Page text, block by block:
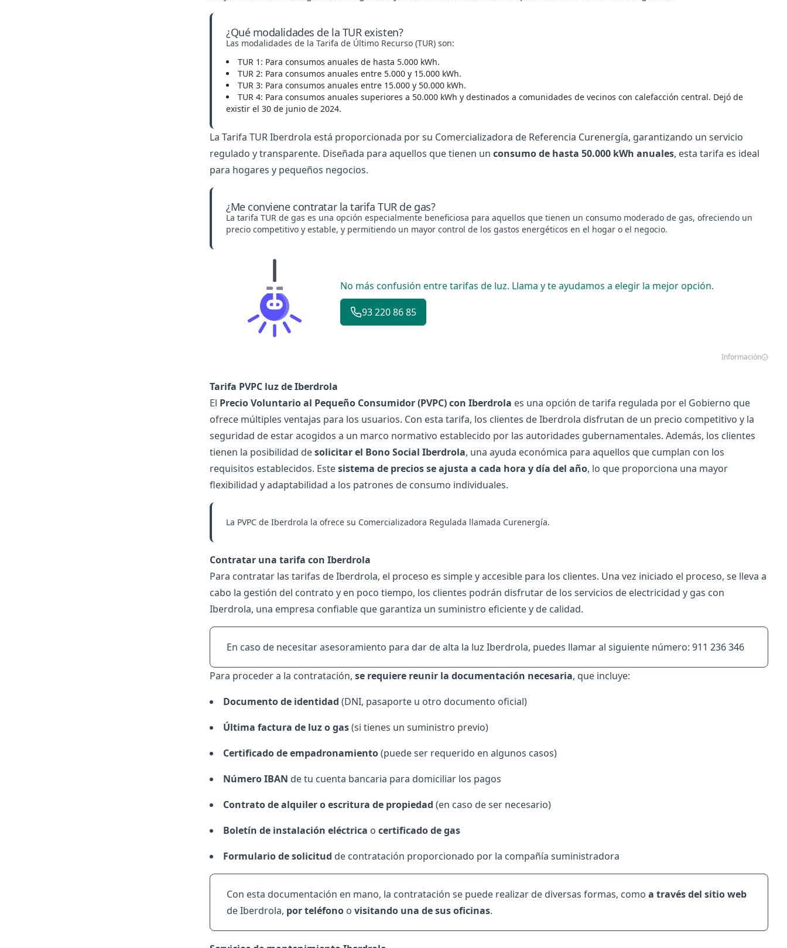
¿Qué modalidades de la TUR existen?
Las modalidades de la Tarifa de Último Recurso (TUR) son:
TUR 1: Para consumos anuales de hasta 5.000 kWh.
TUR 2: Para consumos anuales entre 5.000 y 15.000 kWh.
TUR 3: Para consumos anuales entre 15.000 y 50.000 kWh.
TUR 4: Para consumos anuales superiores a 50.000 kWh y destinados a comunidades de vecinos con calefacción central. Dejó de
existir el 30 de junio de 2024.
La Tarifa TUR Iberdrola está proporcionada por su Comercializadora de Referencia Curenergía, garantizando un servicio
regulado y transparente. Diseñada para aquellos que tienen un consumo de hasta 50.000 kWh anuales, esta tarifa es ideal
para hogares y pequeños negocios.
¿Me conviene contratar la tarifa TUR de gas?
La tarifa TUR de gas es una opción especialmente beneficiosa para aquellos que tienen un consumo moderado de gas, ofreciendo un
precio competitivo y estable, y permitiendo un mayor control de los gastos energéticos en el hogar o el negocio.
No más confusión entre tarifas de luz. Llama y te ayudamos a elegir la mejor opción.
93 220 86 85
Información
Tarifa PVPC luz de Iberdrola
El Precio Voluntario al Pequeño Consumidor (PVPC) con Iberdrola es una opción de tarifa regulada por el Gobierno que
ofrece múltiples ventajas para los usuarios. Con esta tarifa, los clientes de Iberdrola disfrutan de un precio competitivo y la
seguridad de estar acogidos a un marco normativo establecido por las autoridades gubernamentales. Además, los clientes
tienen la posibilidad desolicitar el Bono Social Iberdrola, una ayuda económica para aquellos que cumplan con los
requisitos establecidos. Estesistema de precios se ajusta a cada hora y día del año, lo que proporciona una mayor
flexibilidad y adaptabilidad a los patrones de consumo individuales.
La PVPC de Iberdrola la ofrece su Comercializadora Regulada llamada Curenergía.
Contratar una tarifa con Iberdrola
Para contratar las tarifas de Iberdrola, el proceso es simple y accesible para los clientes. Una vez iniciado el proceso, se lleva a
cabo la gestión del contrato y en poco tiempo, los clientes podrán disfrutar de los servicios de electricidad y gas con
Iberdrola, una empresa confiable que garantiza un suministro eficiente y de calidad.
En caso de necesitar asesoramiento para dar dealta la luz Iberdrola, puedes llamar al siguiente número: 911 236 346
Para proceder a la contratación, se requiere reunir la documentación necesaria, que incluye:
Documento de identidad (DNI, pasaporte u otro documento oficial)
Última factura de luz o gas(si tienes un suministro previo)
Certificado de empadronamiento(puede ser requerido en algunos casos)
Número IBAN de tu cuenta bancaria para domiciliar los pagos
Contrato de alquiler o escritura de propiedad (en caso de ser necesario)
Boletín de instalación eléctrica o certificado de gas
Formulario de solicitud de contratación proporcionado por la compañía suministradora
Con esta documentación en mano, la contratación se puede realizar de diversas formas, como a través del sitio web
de Iberdrola, por teléfonoo visitando una de sus oficinas.